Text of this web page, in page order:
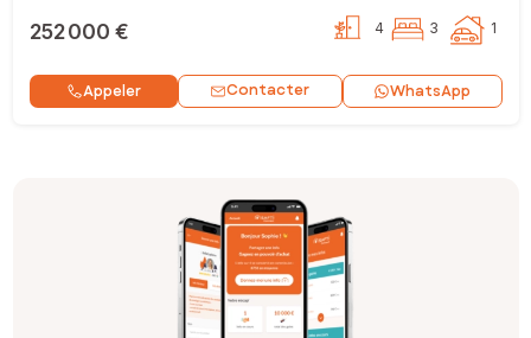
252 000 € 4 3 1
Appeler Contacter WhatsApp